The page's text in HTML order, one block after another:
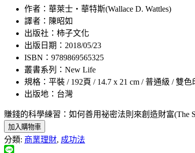
作者：華萊士‧華特斯(Wallace D. Wattles)
譯者：陳昭如
出版社：柿子文化
出版日期：2018/05/23
ISBN：9789869565325
叢書系列：New Life
規格：平裝 / 192頁 / 14.7 x 21 cm / 普通級 / 雙色
出版地：台灣
賺錢的科學練習：如何善用祕密法則來創造財富(The
加入購物車
分類: 商業理財, 成功法